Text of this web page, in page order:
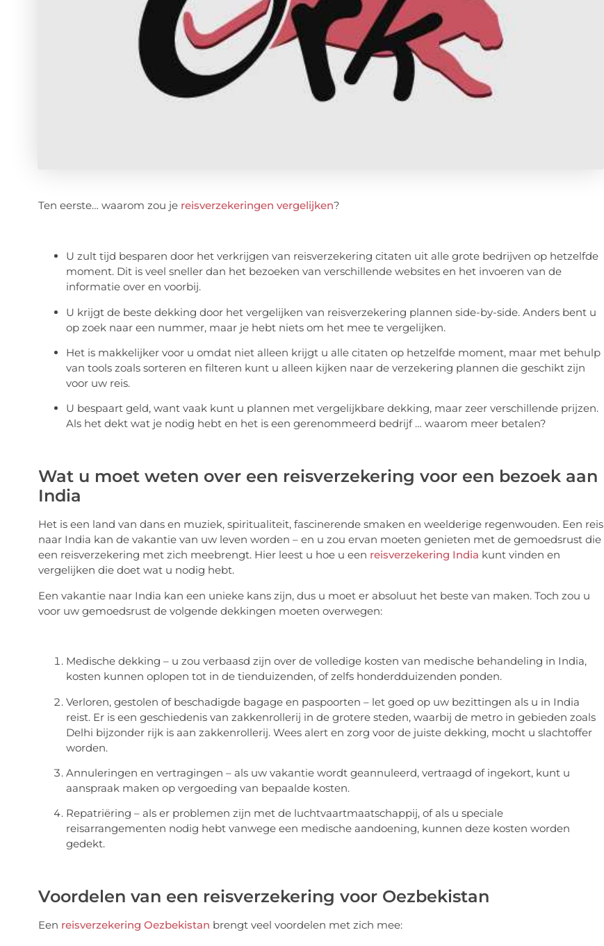
Ten eerste… waarom zou je reisverzekeringen vergelijken?
U zult tijd besparen door het verkrijgen van reisverzekering citaten uit alle grote bedrijven op hetzelfde
moment. Dit is veel sneller dan het bezoeken van verschillende websites en het invoeren van de
informatie over en voorbij.
U krijgt de beste dekking door het vergelijken van reisverzekering plannen side-by-side. Anders bent u
op zoek naar een nummer, maar je hebt niets om het mee te vergelijken.
Het is makkelijker voor u omdat niet alleen krijgt u alle citaten op hetzelfde moment, maar met behulp
van tools zoals sorteren en filteren kunt u alleen kijken naar de verzekering plannen die geschikt zijn
voor uw reis.
U bespaart geld, want vaak kunt u plannen met vergelijkbare dekking, maar zeer verschillende prijzen.
Als het dekt wat je nodig hebt en het is een gerenommeerd bedrijf … waarom meer betalen?
Wat u moet weten over een reisverzekering voor een bezoek aan
India
Het is een land van dans en muziek, spiritualiteit, fascinerende smaken en weelderige regenwouden. Een reis
naar India kan de vakantie van uw leven worden – en u zou ervan moeten genieten met de gemoedsrust die
een reisverzekering met zich meebrengt. Hier leest u hoe u een reisverzekering India kunt vinden en
vergelijken die doet wat u nodig hebt.
Een vakantie naar India kan een unieke kans zijn, dus u moet er absoluut het beste van maken. Toch zou u
voor uw gemoedsrust de volgende dekkingen moeten overwegen:
Medische dekking – u zou verbaasd zijn over de volledige kosten van medische behandeling in India,
kosten kunnen oplopen tot in de tienduizenden, of zelfs honderdduizenden ponden.
Verloren, gestolen of beschadigde bagage en paspoorten – let goed op uw bezittingen als u in India
reist. Er is een geschiedenis van zakkenrollerij in de grotere steden, waarbij de metro in gebieden zoals
Delhi bijzonder rijk is aan zakkenrollerij. Wees alert en zorg voor de juiste dekking, mocht u slachtoffer
worden.
Annuleringen en vertragingen – als uw vakantie wordt geannuleerd, vertraagd of ingekort, kunt u
aanspraak maken op vergoeding van bepaalde kosten.
Repatriëring – als er problemen zijn met de luchtvaartmaatschappij, of als u speciale
reisarrangementen nodig hebt vanwege een medische aandoening, kunnen deze kosten worden
gedekt.
Voordelen van een reisverzekering voor Oezbekistan
Een reisverzekering Oezbekistan brengt veel voordelen met zich mee: